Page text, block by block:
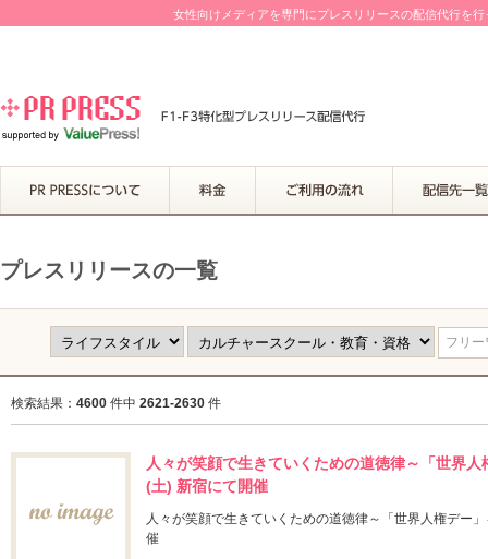
女性向けメディアを専門にプレスリリースの配信代行を
プレスリリースの一覧
フリ
検索結果： 4600 件中 2621-2630 件
人々が笑顔で生きていくための道徳律～「世界
(土) 新宿にて開催
人々が笑顔で生きていくための道徳律～「世界人権デー
催